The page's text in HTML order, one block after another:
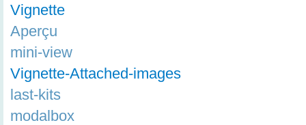
Vignette
Aperçu
mini-view
Vignette-Attached-images
last-kits
modalbox